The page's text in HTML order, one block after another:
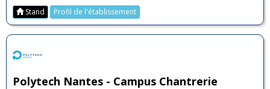
Stand Profil de l'établissement
Polytech Nantes - Campus Chantrerie